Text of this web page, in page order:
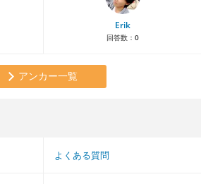
Erik
回答数： 0
アンカー一覧
よくある質問